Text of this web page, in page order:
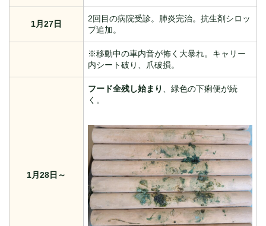
1月27日
2回目の病院受診。肺炎完治。抗生剤シロッ
プ追加。
※移動中の車内音が怖く大暴れ。キャリー
内シート破り、爪破損。
1月28日～
フード全残し始まり
、緑色の下痢便が続
く。